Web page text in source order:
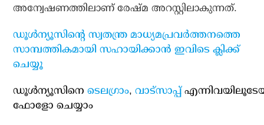
അന്വേഷണത്തിലാണ് രേഷ്മ അറസ്റ്റിലാകുന്നത്.
ഡൂള്‍ന്യൂസിന്റെ സ്വതന്ത്ര മാധ്യമപ്രവര്‍ത്തനത്തെ
സാമ്പത്തികമായി സഹായിക്കാന്‍ ഇവിടെ ക്ലിക്ക്
ചെയ്യൂ
ഡൂള്‍ന്യൂസിനെടെലഗ്രാം,വാട്‌സാപ്പ്
ഫോളോ ചെയ്യാം